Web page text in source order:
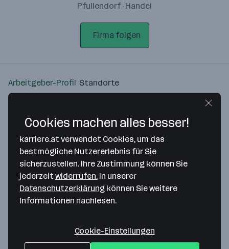
Pfullendorf · Handel
Firma folgen
Arbeitgeber-Profil Standorte
Bitte stimme unseren Cookie-
Richtlinien zu, um diese Karte
anzuzeigen.
Cookies machen alles besser!
karriere.at verwendet Cookies, um das
bestmögliche Nutzererlebnis für Sie
sicherzustellen. Ihre Zustimmung können Sie
jederzeitwiderrufen. In unserer
Datenschutzerklärung können Sie weitere
Informationen nachlesen.
Cookie-Einstellungen